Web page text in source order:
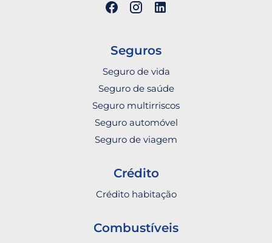
Seguros
Seguro de vida
Seguro de saúde
Seguro multirriscos
Seguro automóvel
Seguro de viagem
Crédito
Crédito habitação
Combustíveis